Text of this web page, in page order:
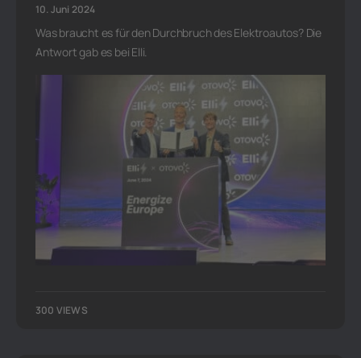
10. Juni 2024
Was braucht es für den Durchbruch des Elektroautos? Die
Antwort gab es bei Elli.
300 VIEWS